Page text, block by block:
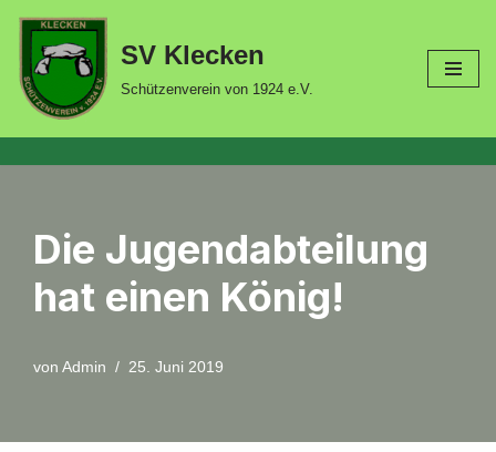
Zum
Inhalt
springen
SV Klecken
Schützenverein von 1924 e.V.
Die Jugendabteilung
hat einen König!
von Admin 25. Juni 2019